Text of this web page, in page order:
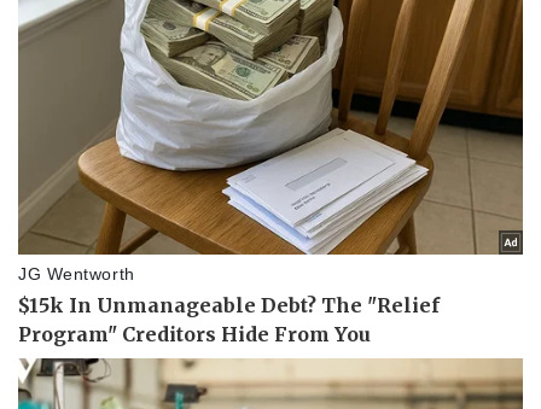
Doanh nhân
Vì cộng đồng
Trải nghiệm
Chuyển đổi số